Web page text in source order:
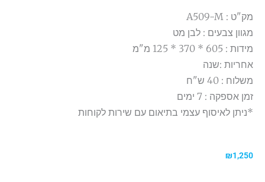
מק"ט : A509-M
מגוון צבעים : לבן מט
מידות : 605 * 370 * 125 מ"מ
אחריות :שנה
משלוח : 40 ש"ח
זמן אספקה : 7 ימים
*ניתן לאיסוף עצמי בתיאום עם שירות לקוחות
₪1,250